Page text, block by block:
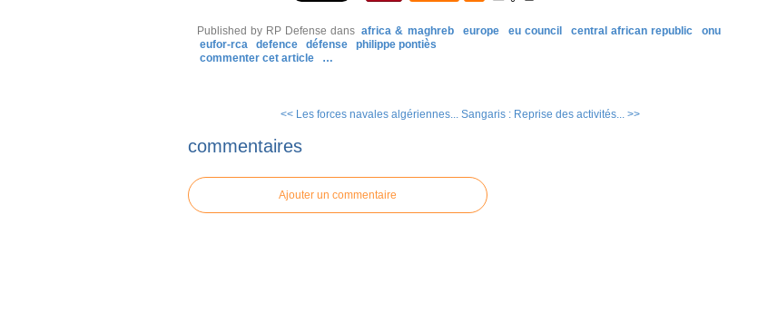
Published by RP Defense dans africa & maghreb europe eu council central african republic
onu
eufor-rca
defence défense
philippe pontiès
commenter cet article
…
<< Les forces navales algériennes... Sangaris : Reprise des activités... >>
commentaires
Ajouter un commentaire